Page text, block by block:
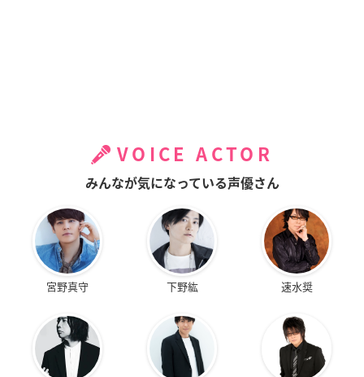
VOICE ACTOR
みんなが気になっている声優さん
宮野真守 下野紘 速水奨